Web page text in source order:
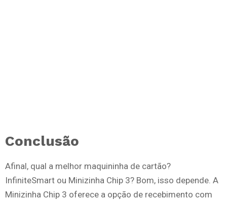
Conclusão
Afinal, qual a melhor maquininha de cartão?
InfiniteSmart ou Minizinha Chip 3? Bom, isso depende. A
Minizinha Chip 3 oferece a opção de recebimento com